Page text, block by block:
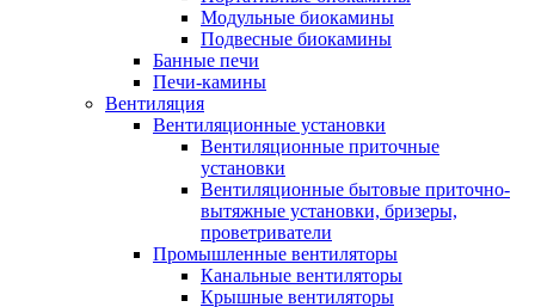
Модульные биокамины
Подвесные биокамины
Банные печи
Печи-камины
Вентиляция
Вентиляционные установки
Вентиляционные приточные
установки
Вентиляционные бытовые приточно-
вытяжные установки, бризеры,
проветриватели
Промышленные вентиляторы
Канальные вентиляторы
Крышные вентиляторы